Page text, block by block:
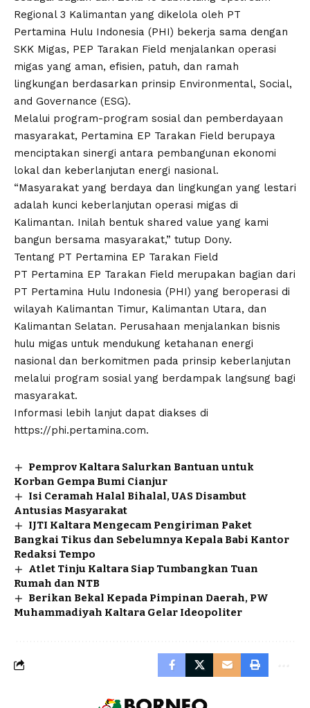
Regional 3 Kalimantan yang dikelola oleh PT
Pertamina Hulu Indonesia (PHI) bekerja sama dengan
SKK Migas, PEP Tarakan Field menjalankan operasi
migas yang aman, efisien, patuh, dan ramah
lingkungan berdasarkan prinsip Environmental, Social,
and Governance (ESG).
Melalui program-program sosial dan pemberdayaan
masyarakat, Pertamina EP Tarakan Field berupaya
menciptakan sinergi antara pembangunan ekonomi
lokal dan keberlanjutan energi nasional.
“Masyarakat yang berdaya dan lingkungan yang lestari
adalah kunci keberlanjutan operasi migas di
Kalimantan. Inilah bentuk shared value yang kami
bangun bersama masyarakat,” tutup Dony.
Tentang PT Pertamina EP Tarakan Field
PT Pertamina EP Tarakan Field merupakan bagian dari
PT Pertamina Hulu Indonesia (PHI) yang beroperasi di
wilayah Kalimantan Timur, Kalimantan Utara, dan
Kalimantan Selatan. Perusahaan menjalankan bisnis
hulu migas untuk mendukung ketahanan energi
nasional dan berkomitmen pada prinsip keberlanjutan
melalui program sosial yang berdampak langsung bagi
masyarakat.
Informasi lebih lanjut dapat diakses di
https://phi.pertamina.com.
Pemprov Kaltara Salurkan Bantuan untuk
Korban Gempa Bumi Cianjur
Isi Ceramah Halal Bihalal, UAS Disambut
Antusias Masyarakat
IJTI Kaltara Mengecam Pengiriman Paket
Bangkai Tikus dan Sebelumnya Kepala Babi Kantor
Redaksi Tempo
Atlet Tinju Kaltara Siap Tumbangkan Tuan
Rumah dan NTB
Berikan Bekal Kepada Pimpinan Daerah, PW
Muhammadiyah Kaltara Gelar Ideopoliter